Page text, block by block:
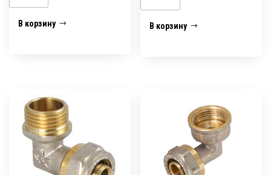
товара
Уголок
В корзину
товара
Уголок
В корзину